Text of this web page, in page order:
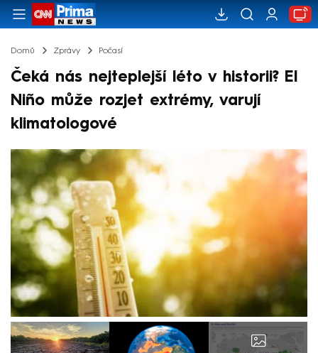
Domů Zprávy Počasí
Čeká nás nejteplejší léto v historii? El
Niño může rozjet extrémy, varují
klimatologové